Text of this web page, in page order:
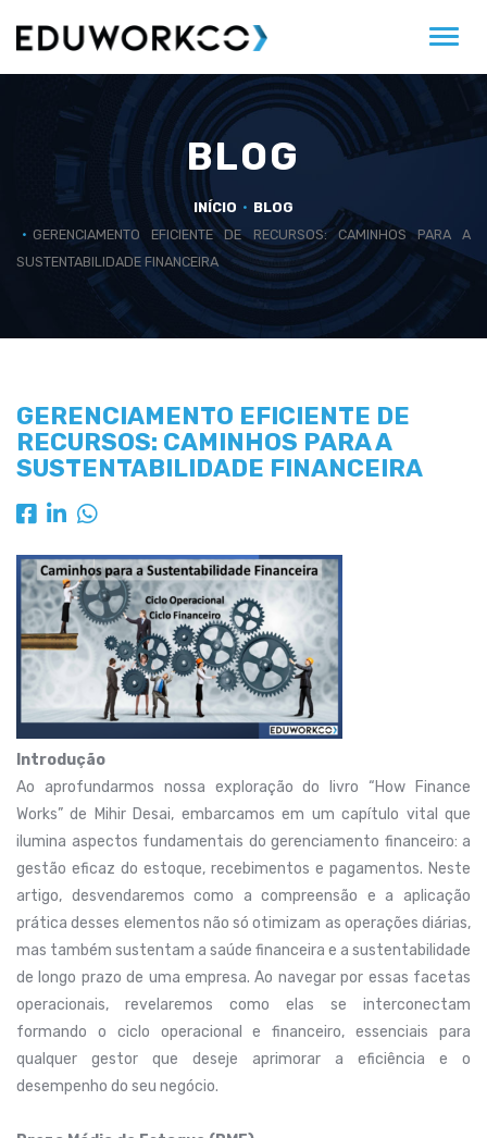
BLOG
INÍCIO
BLOG
GERENCIAMENTO EFICIENTE DE RECURSOS: CAMINHOS PARA A
SUSTENTABILIDADE FINANCEIRA
GERENCIAMENTO EFICIENTE DE
RECURSOS: CAMINHOS PARA A
SUSTENTABILIDADE FINANCEIRA
Introdução
Ao aprofundarmos nossa exploração do livro “How Finance
Works” de Mihir Desai, embarcamos em um capítulo vital que
ilumina aspectos fundamentais do gerenciamento financeiro: a
gestão eficaz do estoque, recebimentos e pagamentos. Neste
artigo, desvendaremos como a compreensão e a aplicação
prática desses elementos não só otimizam as operações diárias,
mas também sustentam a saúde financeira e a sustentabilidade
de longo prazo de uma empresa. Ao navegar por essas facetas
operacionais, revelaremos como elas se interconectam
formando o ciclo operacional e financeiro, essenciais para
qualquer gestor que deseje aprimorar a eficiência e o
desempenho do seu negócio.